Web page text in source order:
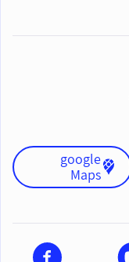
google
Maps